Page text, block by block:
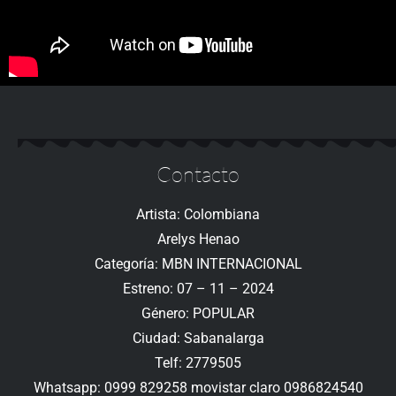
Contacto
Artista: Colombiana
Arelys Henao
Categoría: MBN INTERNACIONAL
Estreno: 07 – 11 – 2024
Género: POPULAR
Ciudad: Sabanalarga
Telf: 2779505
Whatsapp: 0999 829258 movistar claro 0986824540